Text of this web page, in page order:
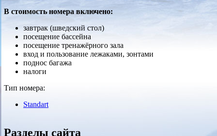
В стоимость номера включено:
завтрак (шведский стол)
посещение бассейна
посещение тренажёрного зала
вход и пользование лежаками, зонтами
поднос багажа
налоги
Тип номера:
Standart
Разделы сайта